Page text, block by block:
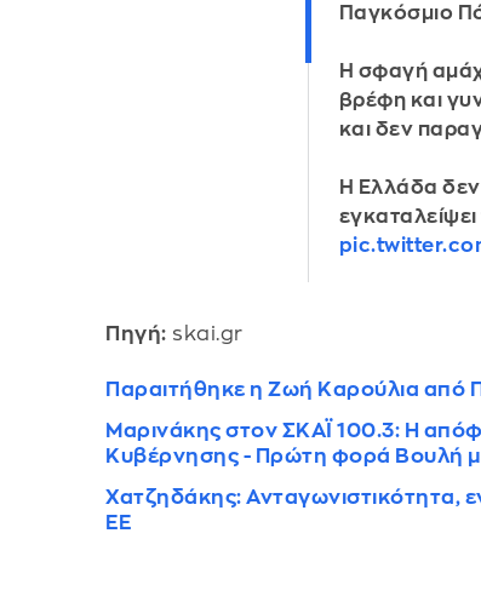
Παγκόσμιο
Η σφαγή
βρέφη και
και δεν
Η Ελλάδα δεν
Πηγή: skai.gr
Παραιτήθηκε η Ζωή Καρούλια από
Μαρινάκης στον ΣΚΑΪ 100.3: Η
Κυβέρνησης - Πρώτη φορά Βουλή
Χατζηδάκης: Ανταγωνιστικότητα,
ΕΕ